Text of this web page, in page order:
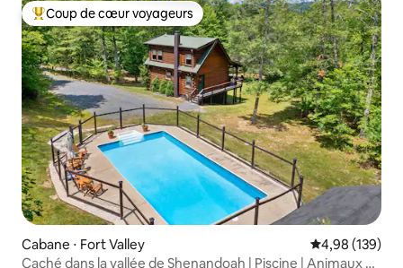
Coups de cœur voyageurs les plus appréciés
Coup de cœur voyageurs
Cabane ⋅ Fort Valley Évaluation
4,98 (139)
Caché dans la vallée de Shenandoah | Piscine | Animaux de